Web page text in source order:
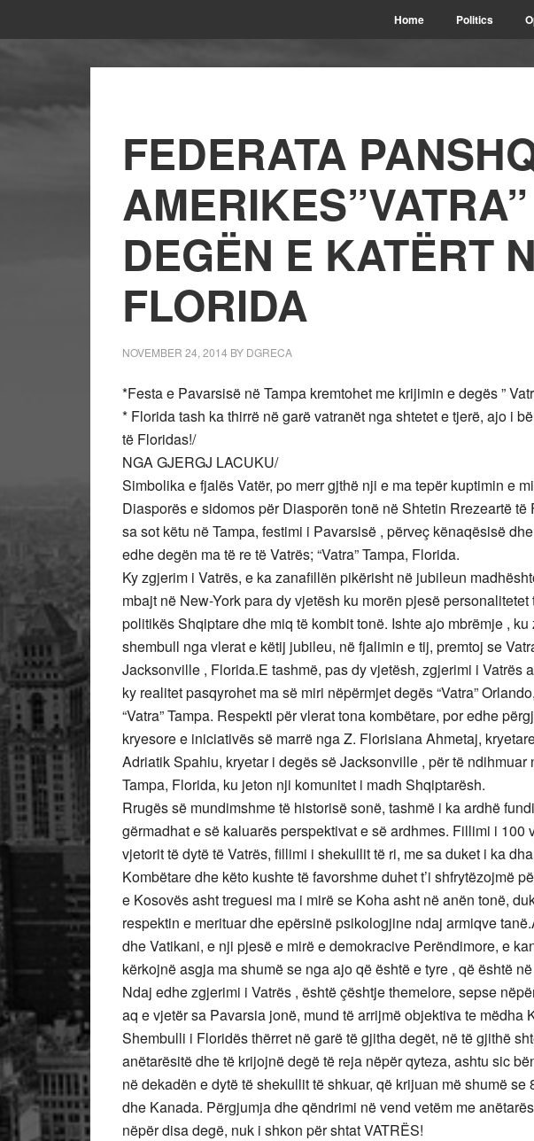
Home Politics
FEDERATA
DEGËN E KATËRT
FLORIDA
NOVEMBER 24, 2014 BY DGRECA
*Festa e Pavarsisë në Tampa kremtohet me krijimin e degës ”
* Florida tash ka thirrë në garë vatranët nga shtetet e tjerë, ajo i
të Floridas!/
NGA GJERGJ LACUKU/
Simbolika e fjalës Vatër, po merr gjthë nji e ma tepër kuptimin e
Diasporës e sidomos për Diasporën tonë në Shtetin Rrezeartë
sa sot këtu në Tampa, festimi i Pavarsisë , përveç kënaqësisë
edhe degën ma të re të Vatrës; “Vatra” Tampa, Florida.
Ky zgjerim i Vatrës, e ka zanafillën pikërisht në jubileun
mbajt në New-York para dy vjetësh ku morën pjesë
politikës Shqiptare dhe miq të kombit tonë. Ishte ajo mbrëmje ,
shembull nga vlerat e këtij jubileu, në fjalimin e tij, premtoj se
Jacksonville , Florida.E tashmë, pas dy vjetësh, zgjerimi i Vatrës
ky realitet pasqyrohet ma së miri nëpërmjet degës “Vatra”
“Vatra” Tampa. Respekti për vlerat tona kombëtare, por edhe
kryesore e iniciativës së marrë nga Z. Florisiana Ahmetaj,
Adriatik Spahiu, kryetar i degës së Jacksonville , për të
Tampa, Florida, ku jeton nji komunitet i madh Shqiptarësh.
Rrugës së mundimshme të historisë sonë, tashmë i ka ardhë
gërmadhat e së kaluarës perspektivat e së ardhmes. Fillimi i 100
vjetorit të dytë të Vatrës, fillimi i shekullit të ri, me sa duket i ka
Kombëtare dhe këto kushte të favorshme duhet t’i shfrytëzojmë
e Kosovës asht treguesi ma i mirë se Koha asht në anën tonë,
respektin e merituar dhe epërsinë psikologjine ndaj armiqve
dhe Vatikani, e nji pjesë e mirë e demokracive Perëndimore, e
kërkojnë asgja ma shumë se nga ajo që është e tyre , që është
Ndaj edhe zgjerimi i Vatrës , është çështje themelore, sepse
aq e vjetër sa Pavarsia jonë, mund të arrijmë objektiva te mëdha
Shembulli i Floridës thërret në garë të gjitha degët, në të gjithë
anëtarësitë dhe të krijojnë degë të reja nëpër qyteza, ashtu sic
në dekadën e dytë të shekullit të shkuar, që krijuan më shumë
dhe Kanada. Përgjumja dhe qëndrimi në vend vetëm me
nëpër disa degë, nuk i shkon për shtat VATRËS!